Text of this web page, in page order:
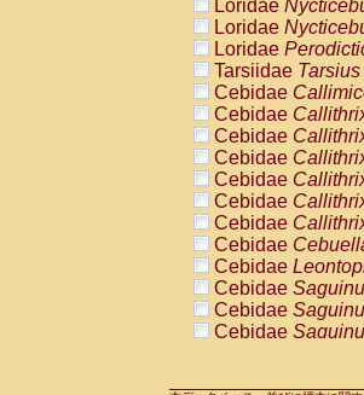
Pitheciidae
Pitheciidae
Pitheciidae
Pitheciidae
Pitheciidae
Pitheciidae
Pitheciidae
Pitheciidae
Pitheciidae
Cercopithecidae
Cercopithecidae
Cercopithecidae
Cercopithecidae
Cercopithecidae
Cercopithecidae
Loridae
Loridae
Loridae
Tarsiidae
Cebidae
Cebidae
Cebidae
Cebidae
Cebidae
Cebidae
Cebidae
Cebidae
Cebidae
Cebidae
Cebidae
Cebidae